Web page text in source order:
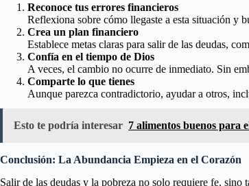
Reconoce tus errores financieros
Reflexiona sobre cómo llegaste a esta situación y
Crea un plan financiero
Establece metas claras para salir de las deudas,
Confía en el tiempo de Dios
A veces, el cambio no ocurre de inmediato. Sin
Comparte lo que tienes
Aunque parezca contradictorio, ayudar a otros,
Esto te podría interesar 7 alimentos buenos para
Conclusión: La Abundancia Empieza en el Corazón
Salir de las deudas y la pobreza no solo requiere fe,